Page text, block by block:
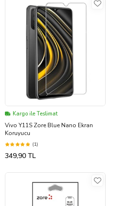
Kargo ile Teslimat
Vivo Y11S Zore Blue Nano Ekran
Koruyucu
(1)
349,90 TL